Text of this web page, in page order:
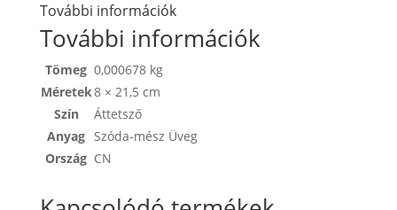
További információk
További információk
Tömeg 0,000678 kg
Méretek8 × 21,5 cm
Szín
Áttetsző
Anyag Szóda-mész Üveg
Ország CN